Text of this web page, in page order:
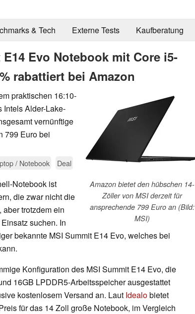
& Tech Externe Tests Kaufberatung
Evo Notebook mit Core i5-
rabattiert bei Amazon
Amazon bietet den hübschen 14-
Zöller von MSI derzeit für
ansprechende 799 Euro an (Bild:
MSI)
praktischen 16:10-
Intels Alder-Lake-
vernünftige
799 Euro bei
/ Notebook Deal
Notebook ist
die zwar nicht die
aber trotzdem ein
suchen. In
bekannte MSI Summit E14 Evo, welches bei
Konfiguration des MSI Summit E14 Evo, die
16GB LPDDR5-Arbeitsspeicher ausgestattet
kostenlosem Versand an. Laut Idealobietet
für das 14 Zoll große Notebook, im Vergleich